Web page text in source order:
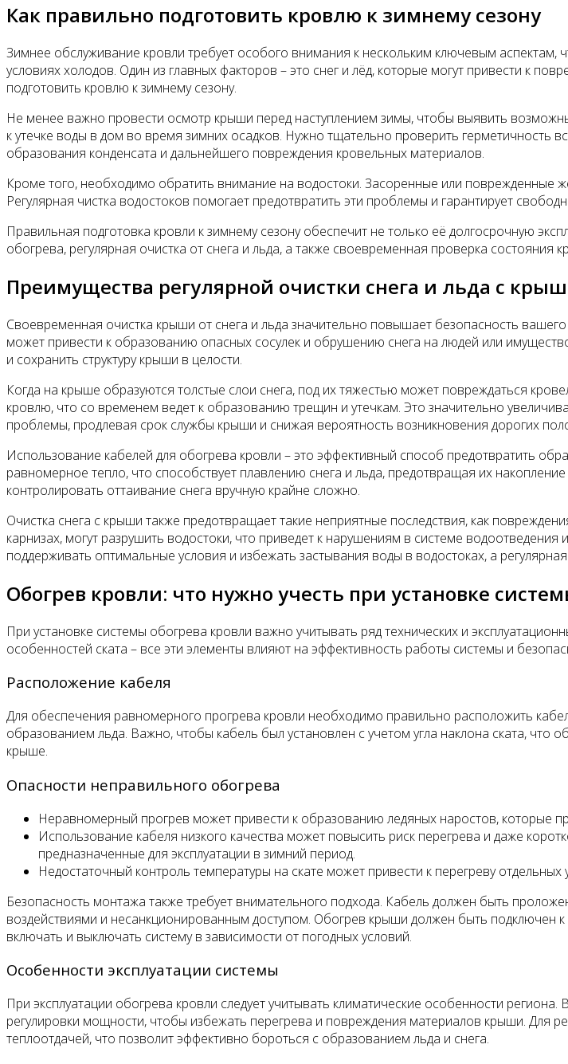
Как правильно подготовить кровлю к зимнему сезону
Зимнее обслуживание кровли требует особого внимания к нескольким ключевым
условиях холодов. Один из главных факторов – это снег и лёд, которые могут привести к
подготовить кровлю к зимнему сезону.
Не менее важно провести осмотр крыши перед наступлением зимы, чтобы выявить
к утечке воды в дом во время зимних осадков. Нужно тщательно проверить герметичность
образования конденсата и дальнейшего повреждения кровельных материалов.
Кроме того, необходимо обратить внимание на водостоки. Засоренные или поврежденные
Регулярная чистка водостоков помогает предотвратить эти проблемы и гарантирует
Правильная подготовка кровли к зимнему сезону обеспечит не только её долгосрочную
обогрева, регулярная очистка от снега и льда, а также своевременная проверка
Преимущества регулярной очистки снега и льда с
Своевременная очистка крыши от снега и льда значительно повышает безопасность
может привести к образованию опасных сосулек и обрушению снега на людей или
и сохранить структуру крыши в целости.
Когда на крыше образуются толстые слои снега, под их тяжестью может повреждаться
кровлю, что со временем ведет к образованию трещин и утечкам. Это значительно
проблемы, продлевая срок службы крыши и снижая вероятность возникновения дорогих
Использование кабелей для обогрева кровли – это эффективный способ предотвратить
равномерное тепло, что способствует плавлению снега и льда, предотвращая их
контролировать оттаивание снега вручную крайне сложно.
Очистка снега с крыши также предотвращает такие неприятные последствия, как
карнизах, могут разрушить водостоки, что приведет к нарушениям в системе
поддерживать оптимальные условия и избежать застывания воды в водостоках, а
Обогрев кровли: что нужно учесть при установке
При установке системы обогрева кровли важно учитывать ряд технических и
особенностей ската – все эти элементы влияют на эффективность работы системы и
Расположение кабеля
Для обеспечения равномерного прогрева кровли необходимо правильно расположить
образованием льда. Важно, чтобы кабель был установлен с учетом угла наклона ската, что
крыше.
Опасности неправильного обогрева
Неравномерный прогрев может привести к образованию ледяных наростов, которые
Использование кабеля низкого качества может повысить риск перегрева и даже
предназначенные для эксплуатации в зимний период.
Недостаточный контроль температуры на скате может привести к перегреву
Безопасность монтажа также требует внимательного подхода. Кабель должен быть
воздействиями и несанкционированным доступом. Обогрев крыши должен быть подключен
включать и выключать систему в зависимости от погодных условий.
Особенности эксплуатации системы
При эксплуатации обогрева кровли следует учитывать климатические особенности
регулировки мощности, чтобы избежать перегрева и повреждения материалов крыши. Для
теплоотдачей, что позволит эффективно бороться с образованием льда и снега.